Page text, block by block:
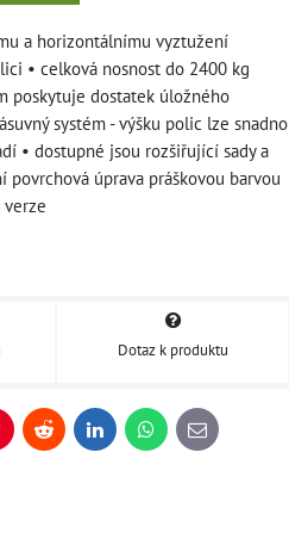
a horizontálnímu vyztužení
• celková nosnost do 2400 kg
poskytuje dostatek úložného
systém - výšku polic lze snadno
• dostupné jsou rozšiřující sady a
povrchová úprava práškovou barvou
Dotaz k produktu
Reddit LinkedInWhatsApp
E-
mail